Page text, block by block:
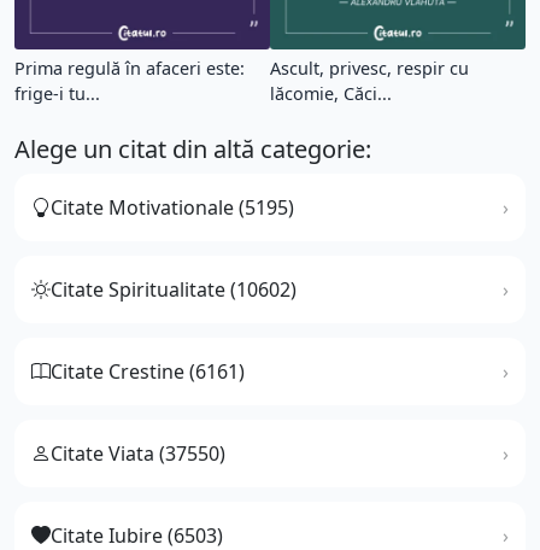
Prima regulă în afaceri este:
frige-i tu...
Ascult, privesc, respir cu
lăcomie, Căci...
Alege un citat din altă categorie:
Citate Motivationale (5195)
Citate Spiritualitate (10602)
Citate Crestine (6161)
Citate Viata (37550)
Citate Iubire (6503)